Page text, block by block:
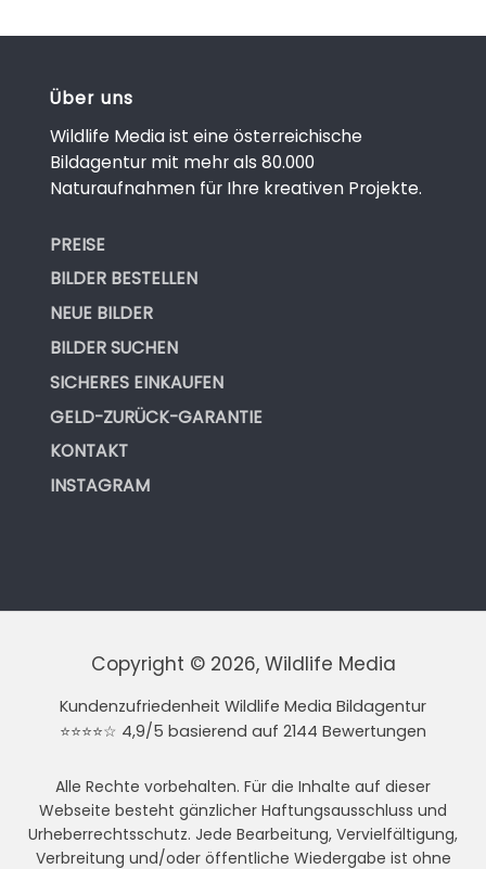
Über uns
Wildlife Media ist eine österreichische
Bildagentur mit mehr als 80.000
Naturaufnahmen für Ihre kreativen Projekte.
PREISE
BILDER BESTELLEN
NEUE BILDER
BILDER SUCHEN
SICHERES EINKAUFEN
GELD-ZURÜCK-GARANTIE
KONTAKT
INSTAGRAM
Copyright © 2026, Wildlife Media
Kundenzufriedenheit Wildlife Media Bildagentur
⭐⭐⭐⭐☆ 4,9/5 basierend auf 2144 Bewertungen
Alle Rechte vorbehalten. Für die Inhalte auf dieser
Webseite besteht gänzlicher Haftungsausschluss und
Urheberrechtsschutz. Jede Bearbeitung, Vervielfältigung,
Verbreitung und/oder öffentliche Wiedergabe ist ohne